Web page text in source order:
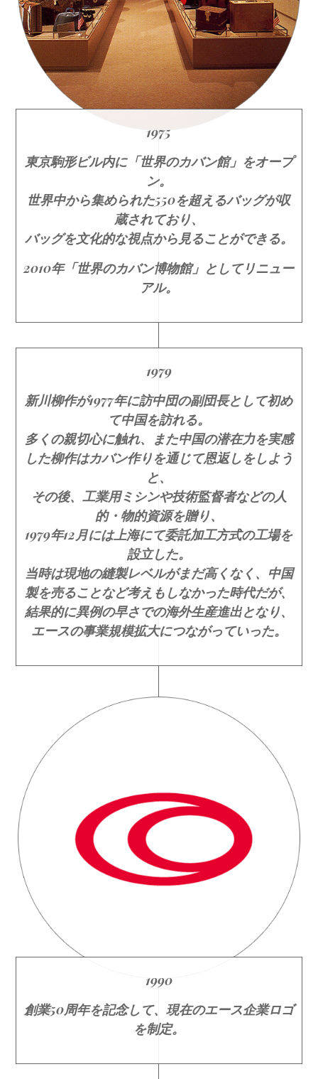
1975
東京駒形ビル内に「世界のカバン館」をオープ
ン。
世界中から集められた550を超えるバッグが収
蔵されており、
バッグを文化的な視点から見ることができる。
2010年「世界のカバン博物館」としてリニュー
アル。
1979
新川柳作が1977年に訪中団の副団長として初め
て中国を訪れる。
多くの親切心に触れ、また中国の潜在力を実感
した柳作はカバン作りを通じて恩返しをしよう
と、
その後、工業用ミシンや技術監督者などの人
的・物的資源を贈り、
1979年12月には上海にて委託加工方式の工場を
設立した。
当時は現地の縫製レベルがまだ高くなく、中国
製を売ることなど考えもしなかった時代だが、
結果的に異例の早さでの海外生産進出となり、
エースの事業規模拡大につながっていった。
1990
創業50周年を記念して、現在のエース企業ロゴ
を制定。